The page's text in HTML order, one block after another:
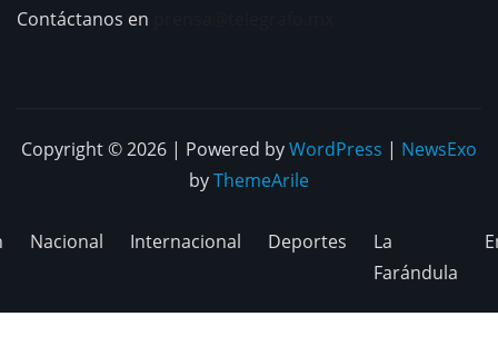
Contáctanos en
Copyright © 2026 | Powered byWordPress | NewsExo
byThemeArile
Nacional Internacional Deportes
La
Farándula